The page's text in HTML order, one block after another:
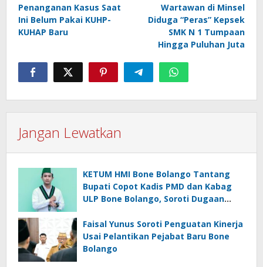
Penanganan Kasus Saat
Ini Belum Pakai KUHP-
KUHAP Baru
Wartawan di Minsel
Diduga “Peras” Kepsek
SMK N 1 Tumpaan
Hingga Puluhan Juta
Jangan Lewatkan
KETUM HMI Bone Bolango Tantang
Bupati Copot Kadis PMD dan Kabag
ULP Bone Bolango, Soroti Dugaan
Faisal Yunus Soroti Penguatan Kinerja
Usai Pelantikan Pejabat Baru Bone
Bolango